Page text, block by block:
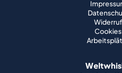
Widerruf
Cookies